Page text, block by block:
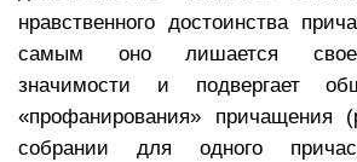
нравственного достоинства
самым оно лишается
значимости и подвергает
«профанирования» причащения
собрании для одного